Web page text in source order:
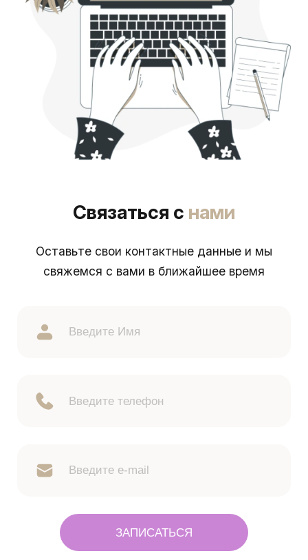
Связаться с нами
Оставьте свои контактные данные и мы
свяжемся с вами в ближайшее время
ЗАПИСАТЬСЯ